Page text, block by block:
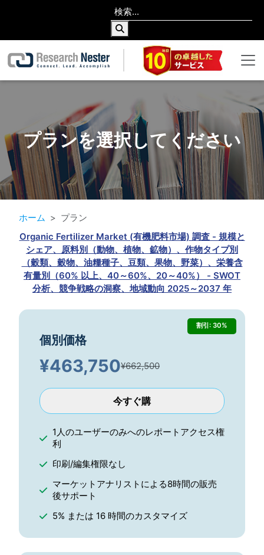
プランを選択してください
ホーム
プラン
Organic Fertilizer Market (有機肥料市場) 調査 - 規模と
シェア、原料別（動物、植物、鉱物）、作物タイプ別
（穀類、穀物、油糧種子、豆類、果物、野菜）、栄養含
有量別（60% 以上、40～60%、20～40%） - SWOT
分析、競争戦略の洞察、地域動向 2025～2037 年
割引: 30%
個別価格
¥463,750¥662,500
今すぐ購
1人のユーザーのみへのレポートアクセス権
利
印刷/編集権限なし
マーケットアナリストによる8時間の販売
後サポート
5% または 16 時間のカスタマイズ